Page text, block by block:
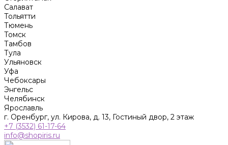
Салават
Тольятти
Тюмень
Томск
Тамбов
Тула
Ульяновск
Уфа
Чебоксары
Энгельс
Челябинск
Ярославль
г. Оренбург, ул. Кирова, д. 13, Гостиный двор, 2 этаж
+7 (3532) 61-17-64
info@shopiris.ru